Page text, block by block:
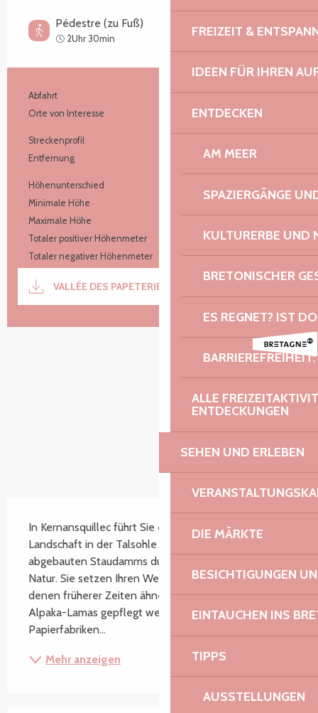
FREIZEIT &
IDEEN FÜR IHREN
ENTDECKEN
AM MEER
SPAZIERGÄNGE
KULTURERBE UND
BRETONISCHER
ES REGNET? IST
ALLE
ENTDECKUNGEN
SEHEN UND ERLEBEN
DIE MÄRKTE
BESICHTIGUNGEN
EINTAUCHEN INS
TIPPS
AUSSTELLUNGEN
Pédestre (zu Fuß)
2Uhr 30min Mittel
Praktische Informationen
Abfahrt Plounévez-Moëdec
Orte von Interesse
Streckenprofil
Entfernung 8.4 km
Höhenunterschied 207 m
Minimale Höhe
Maximale Höhe
Totaler positiver Höhenmeter 208 m
Totaler negativer Höhenmeter
-208 m
VALLÉE DES PAPETERIES 8.5KM
In Kernansquillec führt Sie eine wunderschöne
Landschaft in der Talsohle auf den Spuren eines
abgebauten Staudamms durch die allgegenwärtige
Natur. Sie setzen Ihren Weg über Wiesen fort, die
denen früherer Zeiten ähneln und von Kühen und
Alpaka-Lamas gepflegt werden. Das Gelände der
Papierfabriken...
Mehr anzeigen